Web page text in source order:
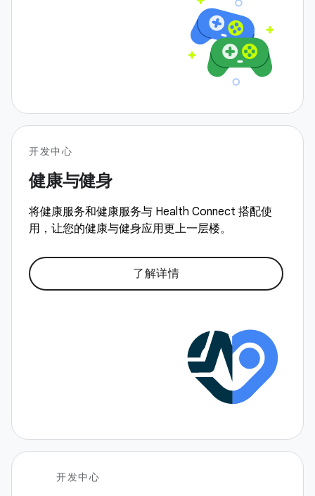
开发中心
健康与健身
将健康服务和健康服务与 Health Connect 搭配使
用，让您的健康与健身应用更上一层楼。
了解详情
开发中心